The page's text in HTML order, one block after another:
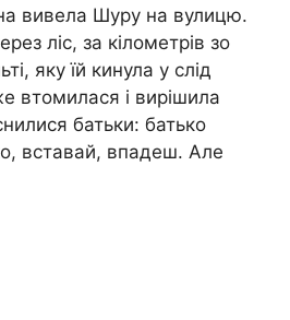
вивела Шуру на вулицю.
ліс, за кілометрів зо
яку їй кинула у слід
втомилася і вирішила
батьки: батько
вставай, впадеш. Але